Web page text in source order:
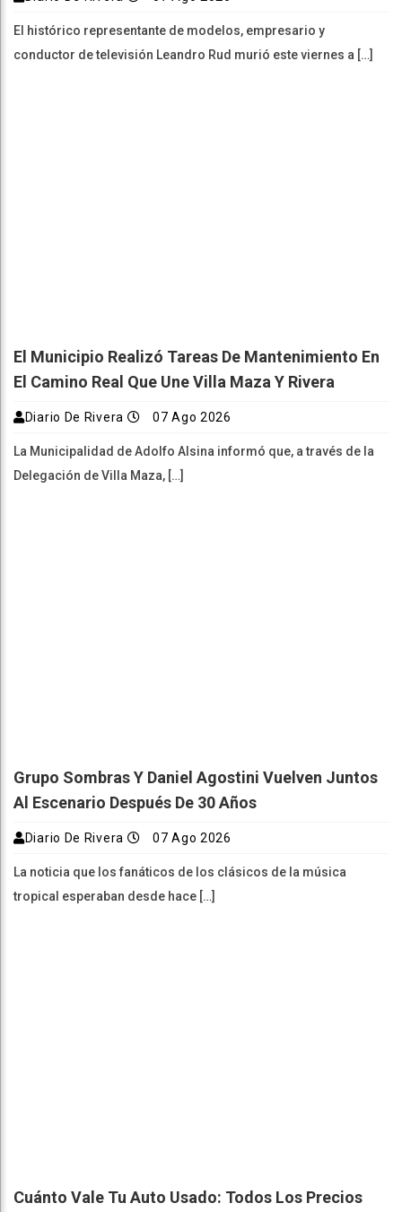
El histórico representante de modelos, empresario y
conductor de televisión Leandro Rud murió este viernes a […]
El Municipio Realizó Tareas De Mantenimiento En
El Camino Real Que Une Villa Maza Y Rivera
Diario De Rivera 07 Ago 2026
La Municipalidad de Adolfo Alsina informó que, a través de la
Delegación de Villa Maza, […]
Grupo Sombras Y Daniel Agostini Vuelven Juntos
Al Escenario Después De 30 Años
Diario De Rivera 07 Ago 2026
La noticia que los fanáticos de los clásicos de la música
tropical esperaban desde hace […]
Cuánto Vale Tu Auto Usado: Todos Los Precios